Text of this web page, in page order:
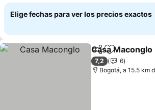
Elige fechas para ver los precios exactos
CompartirAgregar a
Casa Maconglo
7,2
6
Bogotá, a 15.5 km